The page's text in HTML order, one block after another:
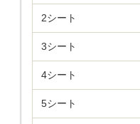
2シート
3シート
4シート
5シート